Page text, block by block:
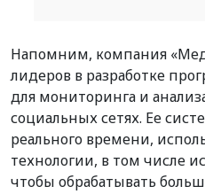
Напомним, компания
лидеров в разработке
для мониторинга и
социальных сетях. Ее
реального времени,
технологии, в том числе
чтобы обрабатывать